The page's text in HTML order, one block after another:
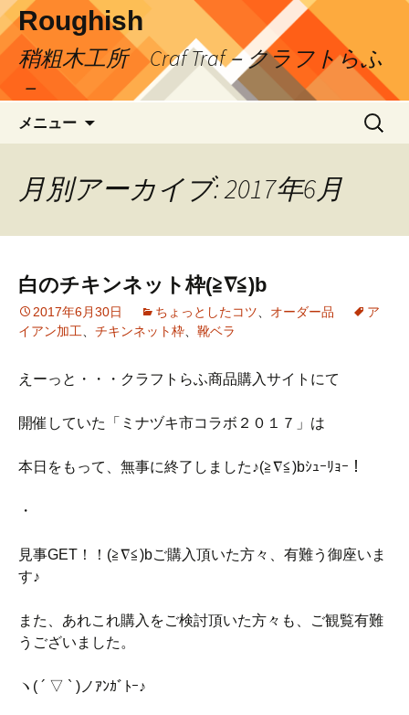
コ
ン
テ
ツ
ス
Roughish
稍粗木工所 Craf Traf－クラフトらふ
－
メニュー
検
索:
月別アーカイブ: 2017年6月
白のチキンネット枠(≧∇≦)b
2017年6月30日 ちょっとしたコツ オーダー品
ア
イアン加工
チキンネット枠 靴ベラ
えーっと・・・クラフトらふ商品購入サイトにて
開催していた「ミナヅキ市コラボ２０１７」は
本日をもって、無事に終了しました♪(≧∇≦)bｼｭｰﾘｮｰ！
・
見事GET！！(≧∇≦)bご購入頂いた方々、有難う御座いま
す♪
また、あれこれ購入をご検討頂いた方々も、ご観覧有難
うございました。
ヽ( ´ ▽ ` )ノｱﾝｶﾞﾄｰ♪